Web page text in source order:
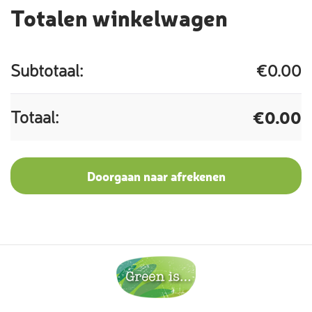
Totalen winkelwagen
€0.00
€0.00
Doorgaan naar afrekenen